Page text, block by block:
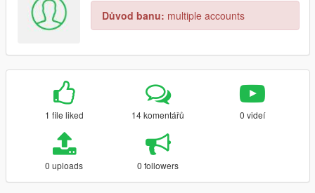
Důvod banu: multiple accounts
1 file liked 14 komentářů 0 videí
0 uploads 0 followers